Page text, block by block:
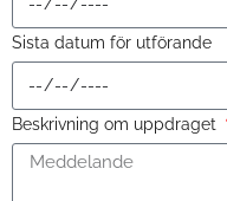
Sista datum för utförande
Beskrivning om uppdraget